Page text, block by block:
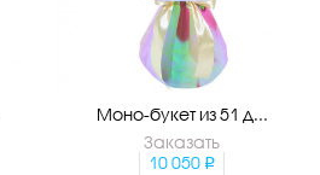
Моно-букет из 51 д...
Заказать
10 050